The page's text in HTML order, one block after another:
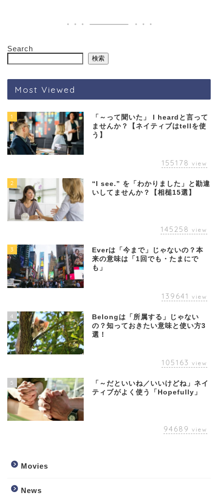
Search
検索
Most Viewed
1
「～って聞いた」 I heardと言って
ませんか？【ネイティブはtellを使
う】
155178 view
2
“I see.” を「わかりました」と勘違
いしてませんか？【相槌15選】
145258 view
3
Everは「今まで」じゃないの？本
来の意味は「1回でも・たまにで
も」
139641 view
4
Belongは「所属する」じゃない
の？知っておきたい意味と使い方3
選！
105163 view
5
「～だといいね／いいけどね」ネイ
ティブがよく使う「Hopefully」
94689 view
Movies
News